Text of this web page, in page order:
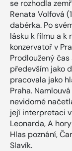
se rozhodla
Renata Volfová
dabérka. Po
lásku k filmu a k
konzervatoř v
Prodloužený
především jako
pracovala jako
Praha.
nevidomé
její interpretaci
Leonarda, A
Hlas poznání,
Slavík.